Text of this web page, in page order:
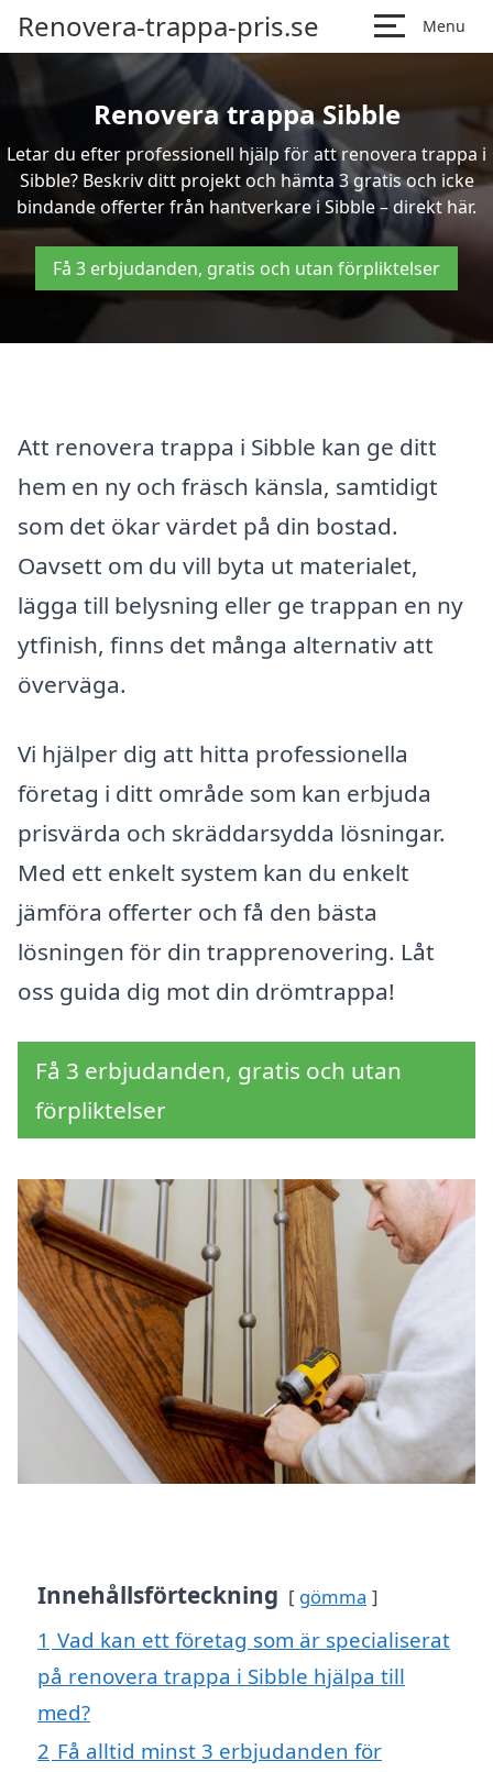
Renovera-trappa-pris.se Menu
Renovera trappa Sibble
Letar du efter professionell hjälp för att renovera trappa i
Sibble? Beskriv ditt projekt och hämta 3 gratis och icke
bindande offerter från hantverkare i Sibble – direkt här.
Få 3 erbjudanden, gratis och utan förpliktelser
Att renovera trappa i Sibble kan ge ditt
hem en ny och fräsch känsla, samtidigt
som det ökar värdet på din bostad.
Oavsett om du vill byta ut materialet,
lägga till belysning eller ge trappan en ny
ytfinish, finns det många alternativ att
överväga.
Vi hjälper dig att hitta professionella
företag i ditt område som kan erbjuda
prisvärda och skräddarsydda lösningar.
Med ett enkelt system kan du enkelt
jämföra offerter och få den bästa
lösningen för din trapprenovering. Låt
oss guida dig mot din drömtrappa!
Få 3 erbjudanden, gratis och utan
förpliktelser
Innehållsförteckning gömma
1 Vad kan ett företag som är specialiserat
på renovera trappa i Sibble hjälpa till
med?
2 Få alltid minst 3 erbjudanden för